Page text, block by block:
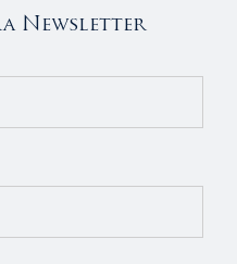
Newsletter